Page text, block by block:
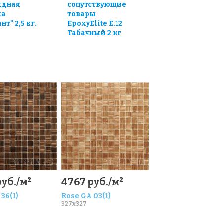
2,5 кг.
сопутствующие
товары
EpoxyElite E.12
Табачный 2 кг
м² 4767 руб./м²
Rose GA 03(1)
327x327